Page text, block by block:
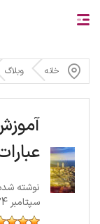
خانه وبلاگ
نوشته
سپتامبر 2024